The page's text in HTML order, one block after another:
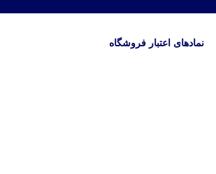
نمادهای اعتبار فروشگاه